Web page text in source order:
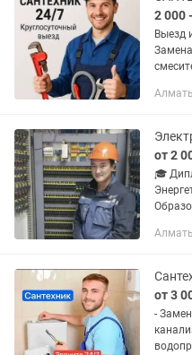
2 000
Выезд и
Замена труб
смесителя Замена
Установка
от 2
🎓
от 3
-